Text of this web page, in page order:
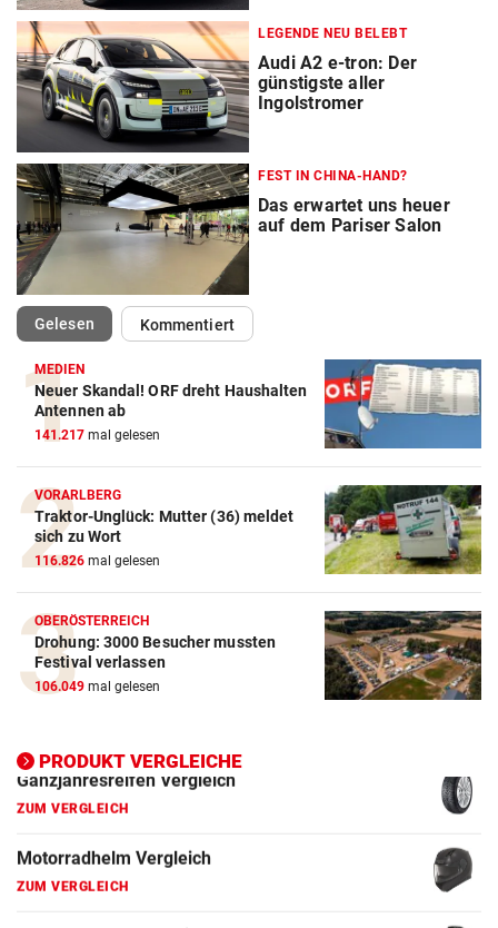
LEGENDE NEU BELEBT
Audi A2 e-tron: Der
günstigste aller
Ingolstromer
FEST IN CHINA-HAND?
Das erwartet uns heuer
auf dem Pariser Salon
Gelesen(ausgewählt)Kommentiert
MEDIEN
Neuer Skandal! ORF dreht Haushalten
Antennen ab
141.217 mal gelesen
VORARLBERG
Traktor-Unglück: Mutter (36) meldet
sich zu Wort
116.826 mal gelesen
OBERÖSTERREICH
Drohung: 3000 Besucher mussten
Festival verlassen
106.049 mal gelesen
PRODUKT VERGLEICHE
Autobatterie Vergleich
ZUM VERGLEICH
Winterreifen Vergleich
ZUM VERGLEICH
Wagenheber Vergleich
ZUM VERGLEICH
Elektroroller Vergleich
ZUM VERGLEICH
ZUM VERGLEICH
Motorradhelm Vergleich
Schneeketten Vergleich